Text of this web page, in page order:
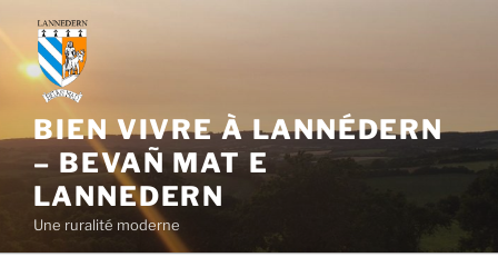
contenu
principal
BIEN VIVRE À LANNÉDERN
– BEVAÑ MAT E
LANNEDERN
Une ruralité moderne